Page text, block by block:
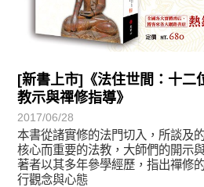
[新書上市]《法住世間：十二
教示與禪修指導》
2017/06/28
本書從諸實修的法門切入，所談及
核心而重要的法教，大師們的開示
著者以其多年參學經歷，指出禪修
行觀念與心態